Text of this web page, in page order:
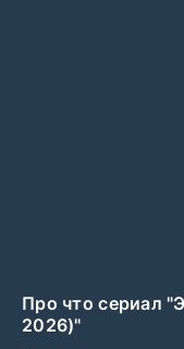
Про что сериал
2026)"